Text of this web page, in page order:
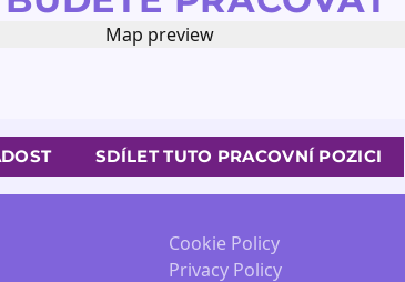
SDÍLET TUTO PRACOVNÍ POZICI
Cookie Policy
Privacy Policy